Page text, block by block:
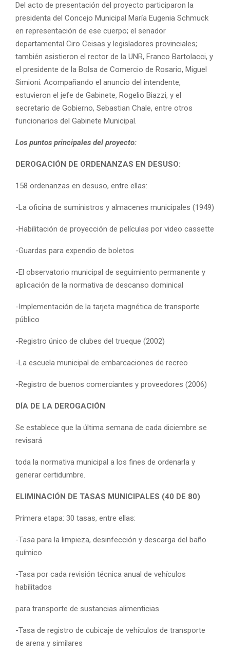
Del acto de presentación del proyecto participaron la
presidenta del Concejo Municipal María Eugenia Schmuck
en representación de ese cuerpo; el senador
departamental Ciro Ceisas y legisladores provinciales;
también asistieron el rector de la UNR, Franco Bartolacci, y
el presidente de la Bolsa de Comercio de Rosario, Miguel
Simioni. Acompañando el anuncio del intendente,
estuvieron el jefe de Gabinete, Rogelio Biazzi, y el
secretario de Gobierno, Sebastian Chale, entre otros
funcionarios del Gabinete Municipal.
Los puntos principales del proyecto:
DEROGACIÓN DE ORDENANZAS EN DESUSO:
158 ordenanzas en desuso, entre ellas:
-La oficina de suministros y almacenes municipales (1949)
-Habilitación de proyección de películas por video cassette
-Guardas para expendio de boletos
-El observatorio municipal de seguimiento permanente y
aplicación de la normativa de descanso dominical
-Implementación de la tarjeta magnética de transporte
público
-Registro único de clubes del trueque (2002)
-La escuela municipal de embarcaciones de recreo
-Registro de buenos comerciantes y proveedores (2006)
DÍA DE LA DEROGACIÓN
Se establece que la última semana de cada diciembre se
revisará
toda la normativa municipal a los fines de ordenarla y
generar certidumbre.
ELIMINACIÓN DE TASAS MUNICIPALES (40 DE 80)
Primera etapa: 30 tasas, entre ellas:
-Tasa para la limpieza, desinfección y descarga del baño
químico
-Tasa por cada revisión técnica anual de vehículos
habilitados
para transporte de sustancias alimenticias
-Tasa de registro de cubicaje de vehículos de transporte
de arena y similares